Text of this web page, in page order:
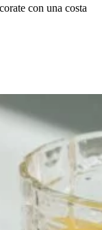
con una costa